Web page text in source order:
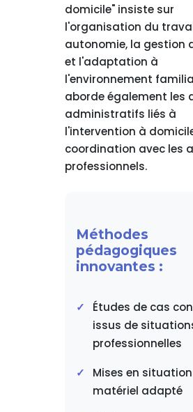
domicile" insiste sur
l'organisation du
autonomie, la gestion
et l'adaptation à
l'environnement
aborde également les
administratifs liés à
l'intervention à
coordination avec les
professionnels.
Méthodes
pédagogiques
innovantes :
Études de cas
issus de
professionnelles
Mises en
matériel adapté